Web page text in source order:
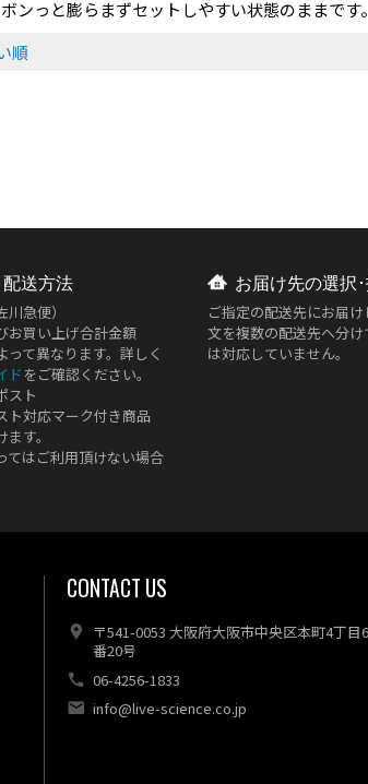
っと膨らまずセットしやすい状態のままです
順
送方法
急便）
お買い上げ合計金額
って異なります。詳しく
ド をご確認ください。
スト
ト対応マーク付き商品
す。
てはご利用頂けない場合
お届け先の選択
ご指定の配送先にお届
文を複数の配送先へ分
は対応していません。
CONTACT US
〒541-0053 大阪府大阪市中央区本町4丁目6
番20号
06-4256-1833
info@live-science.co.jp